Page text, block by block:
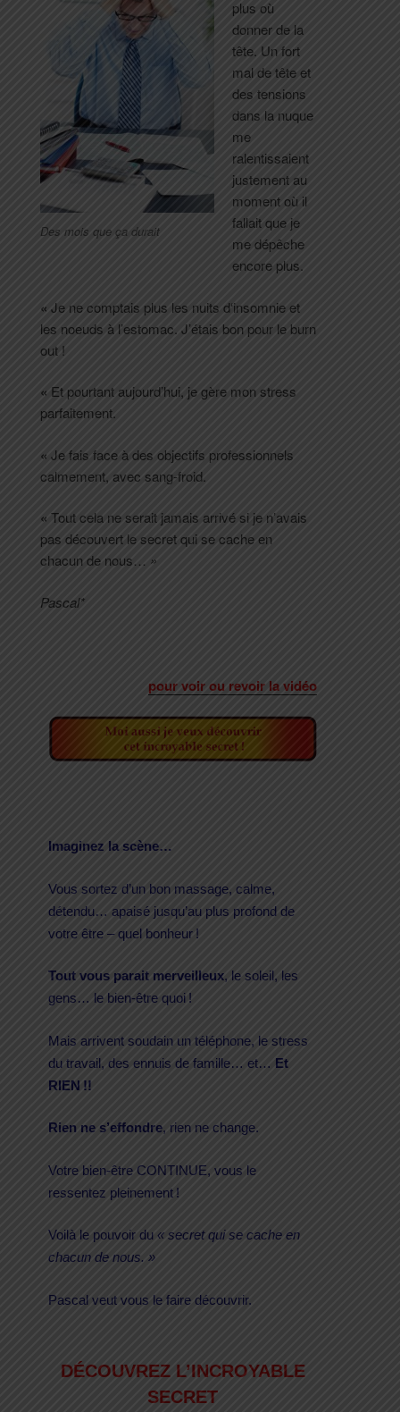
Des mois que ça durait
plus où
donner de la
tête. Un fort
mal de tête et
des tensions
dans la nuque
me
ralentissaient
justement au
moment où il
fallait que je
me dépêche
encore plus.
« Je ne comptais plus les nuits d‘insomnie et
les noeuds à l’estomac. J’étais bon pour le burn
out !
« Et pourtant aujourd’hui, je gère mon stress
parfaitement.
« Je fais face à des objectifs professionnels
calmement, avec sang-froid.
« Tout cela ne serait jamais arrivé si je n’avais
pas découvert le secret qui se cache en
chacun de nous… »
Pascal*
pour voir ou revoir la vidéo
Imaginez la scène…
Vous sortez d’un bon massage, calme,
détendu… apaisé jusqu’au plus profond de
votre être – quel bonheur !
Tout vous parait merveilleux, le soleil, les
gens… le bien-être quoi !
Mais arrivent soudain un téléphone, le stress
du travail, des ennuis de famille… et… Et
RIEN !!
Rien ne s’effondre, rien ne change.
Votre bien-être CONTINUE, vous le
ressentez pleinement !
Voilà le pouvoir du « secret qui se cache en
chacun de nous. »
Pascal veut vous le faire découvrir.
DÉCOUVREZ L’INCROYABLE
SECRET